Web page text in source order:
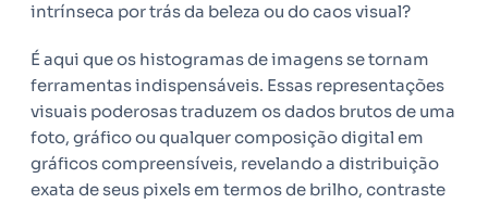
intrínseca por trás da beleza ou do caos visual?
É aqui que os histogramas de imagens se tornam
ferramentas indispensáveis. Essas representações
visuais poderosas traduzem os dados brutos de uma
foto, gráfico ou qualquer composição digital em
gráficos compreensíveis, revelando a distribuição
exata de seus pixels em termos de brilho, contraste